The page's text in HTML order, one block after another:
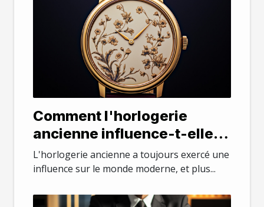
Comment l'horlogerie
ancienne influence-t-elle la
mode moderne ?
L'horlogerie ancienne a toujours exercé une
influence sur le monde moderne, et plus...